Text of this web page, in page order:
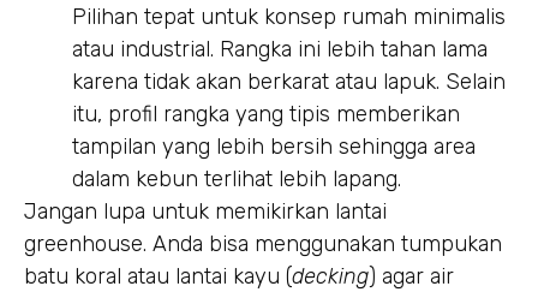
Pilihan tepat untuk konsep rumah minimalis
atau industrial. Rangka ini lebih tahan lama
karena tidak akan berkarat atau lapuk. Selain
itu, profil rangka yang tipis memberikan
tampilan yang lebih bersih sehingga area
dalam kebun terlihat lebih lapang.
Jangan lupa untuk memikirkan lantai
greenhouse. Anda bisa menggunakan tumpukan
batu koral atau lantai kayu (decking) agar air